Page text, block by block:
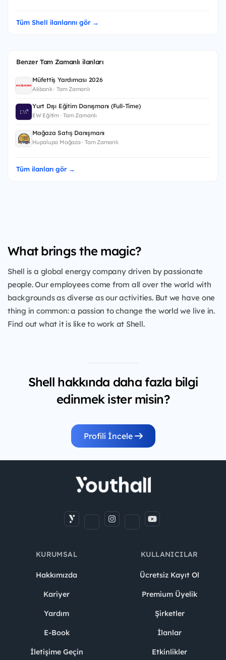
Tüm Shell ilanlarını gör →
Benzer Tam Zamanlı ilanları
Müfettiş Yardımcısı 2026
Akbank · Tam Zamanlı
Yurt Dışı Eğitim Danışmanı (Full-Time)
EW Eğitim · Tam Zamanlı
Mağaza Satış Danışmanı
Hupalupa Mağaza · Tam Zamanlı
Tüm ilanları gör →
What brings the magic?
Shell is a global energy company driven by passionate
people. Our employees come from all over the world with
backgrounds as diverse as our activities. But we have one
thing in common: a passion to change the world we live in.
Find out what it is like to work at Shell.
Shell hakkında daha fazla bilgi
edinmek ister misin?
Profili İncele
KURUMSAL
Hakkımızda
Kariyer
Yardım
E-Book
İletişime Geçin
KULLANICILAR
Ücretsiz Kayıt Ol
Premium Üyelik
Şirketler
İlanlar
Etkinlikler